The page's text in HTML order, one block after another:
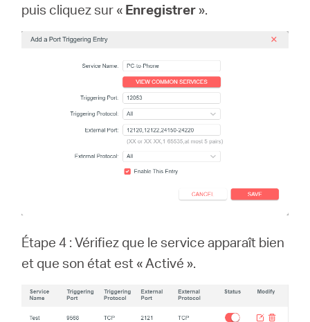
puis cliquez sur « Enregistrer».
Étape 4 : Vérifiez que le service apparaît bien
et que son état est « Activé ».